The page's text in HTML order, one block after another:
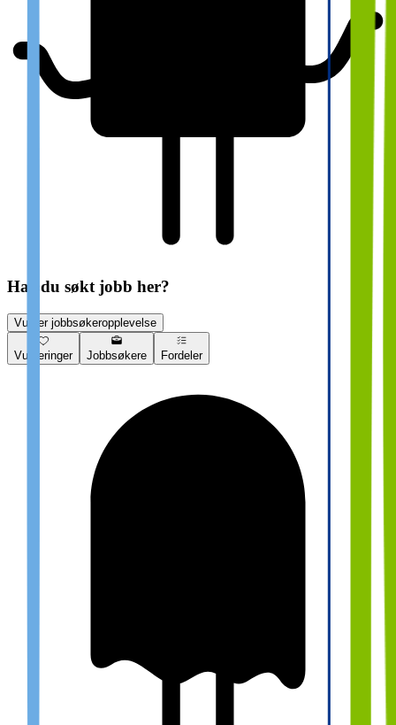
Har du søkt jobb her?
Vurder jobbsøkeropplevelse
Vurderinger Jobbsøkere Fordeler